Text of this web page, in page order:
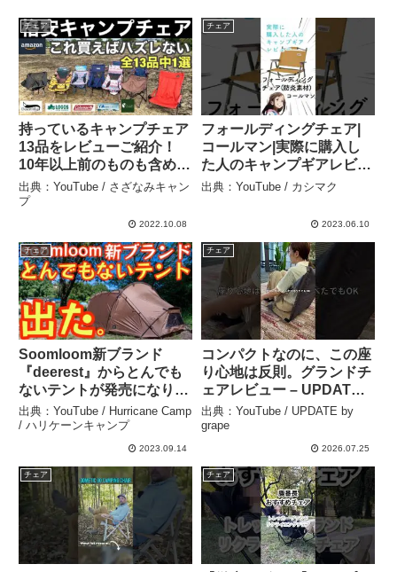
チェア
持っているキャンプチェア
13品をレビューご紹介！
10年以上前のものも含めて
一番キャンプでいいチェア
はこれだ！ – さざなみキャ
出典：YouTube / さざなみキャン
プ
2022.10.08
チェア
フォールディングチェア|
コールマン|実際に購入し
た人のキャンプギアレビュ
ー #キャンプ #テント #カ
出典：YouTube / カシマク
2023.06.10
チェア
Soomloom新ブランド
『deerest』からとんでも
ないテントが発売になりま
した！これ完全にアレです
よね！？『kehriman』徹
底レビュー【キャンプ道
トドア】#566 – Hurricane
Camp / ハリケーンキャン
プ
出典：YouTube / Hurricane Camp
/ ハリケーンキャンプ
2023.09.14
チェア
コンパクトなのに、この座
り心地は反則。グランドチ
ェアレビュー – UPDATE
by grape
出典：YouTube / UPDATE by
grape
2026.07.25
チェア チェア